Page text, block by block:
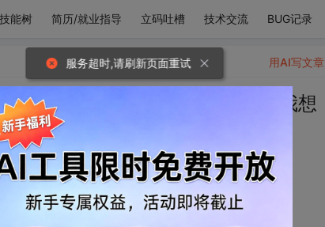
能树 简历/就业指导 立码吐槽 技术交流 BUG记录
”我觉得这句话好蠢……好别扭，我想
别扭，我想改成“如果死亡可以回避，那爱呢？”
用AI写文章
服务超时,请刷新页面重试